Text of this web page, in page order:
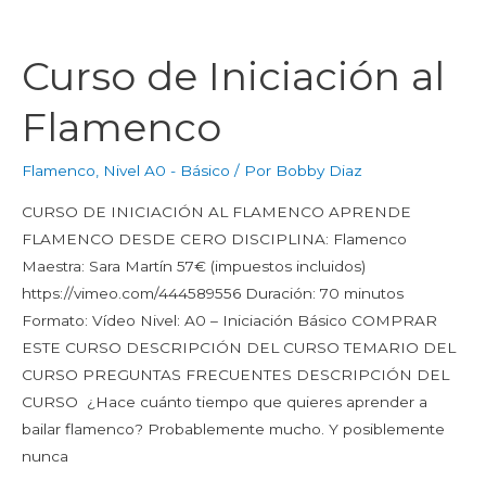
Curso de Iniciación al
Flamenco
Flamenco Nivel A0 - Básico / Por Bobby Diaz
CURSO DE INICIACIÓN AL FLAMENCO APRENDE
FLAMENCO DESDE CERO DISCIPLINA: Flamenco
Maestra: Sara Martín 57€ (impuestos incluidos)
https://vimeo.com/444589556 Duración: 70 minutos
Formato: Vídeo Nivel: A0 – Iniciación Básico COMPRAR
ESTE CURSO DESCRIPCIÓN DEL CURSO TEMARIO DEL
CURSO PREGUNTAS FRECUENTES DESCRIPCIÓN DEL
CURSO ¿Hace cuánto tiempo que quieres aprender a
bailar flamenco? Probablemente mucho. Y posiblemente
nunca
Iniciación
al
Flamenco